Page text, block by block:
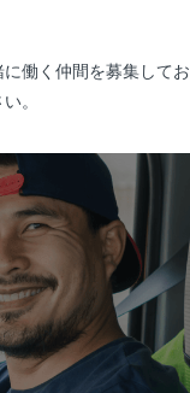
働く仲間を募集して
。